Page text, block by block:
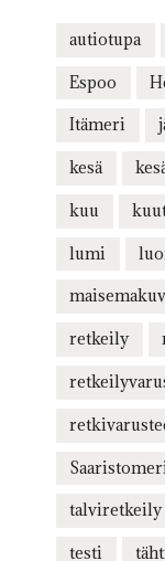
autiotupa
Espoo
Itämeri
kesä
kuu
lumi
retkeily
talviretkeily
testi